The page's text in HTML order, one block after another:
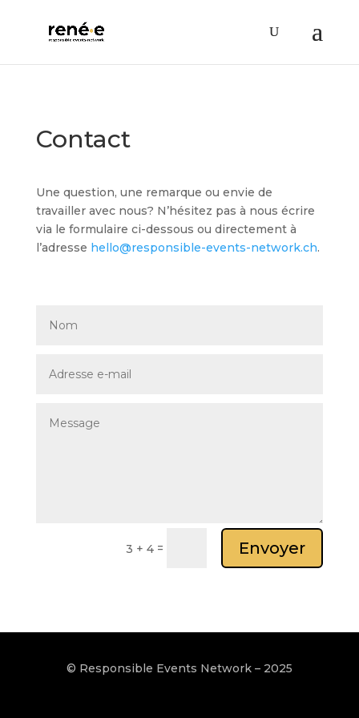
Contact
Une question, une remarque ou envie de
travailler avec nous? N’hésitez pas à nous écrire
via le formulaire ci-dessous ou directement à
l’adresse hello@responsible-events-network.ch.
3 + 4 = Envoyer
© Responsible Events Network – 2025